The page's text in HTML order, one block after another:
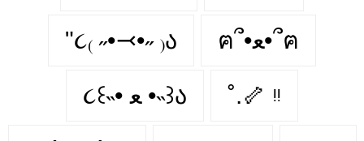
"૮₍ ˶•⤙•˶ ₎ა ฅ՞•ﻌ•՞ฅ
૮꒰˵• ﻌ •˵꒱ა ˚.🦴 ᵎᵎ